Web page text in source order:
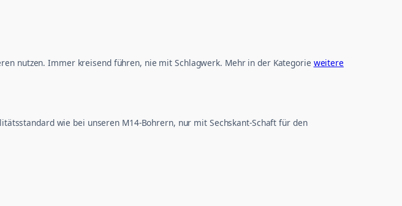
nutzen. Immer kreisend führen, nie mit Schlagwerk. Mehr in der Kategorie weitere
wie bei unseren M14-Bohrern, nur mit Sechskant-Schaft für den